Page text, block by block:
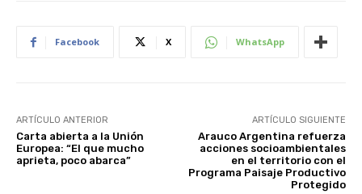
Facebook X WhatsApp
ARTÍCULO ANTERIOR
Carta abierta a la Unión
Europea: “El que mucho
aprieta, poco abarca”
ARTÍCULO SIGUIENTE
Arauco Argentina refuerza
acciones socioambientales
en el territorio con el
Programa Paisaje Productivo
Protegido